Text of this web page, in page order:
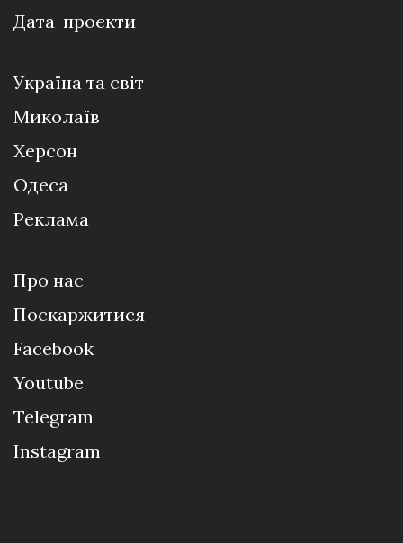
Дата-проєкти
Україна та світ
Миколаїв
Херсон
Одеса
Реклама
Про нас
Поскаржитися
Facebook
Youtube
Telegram
Instagram